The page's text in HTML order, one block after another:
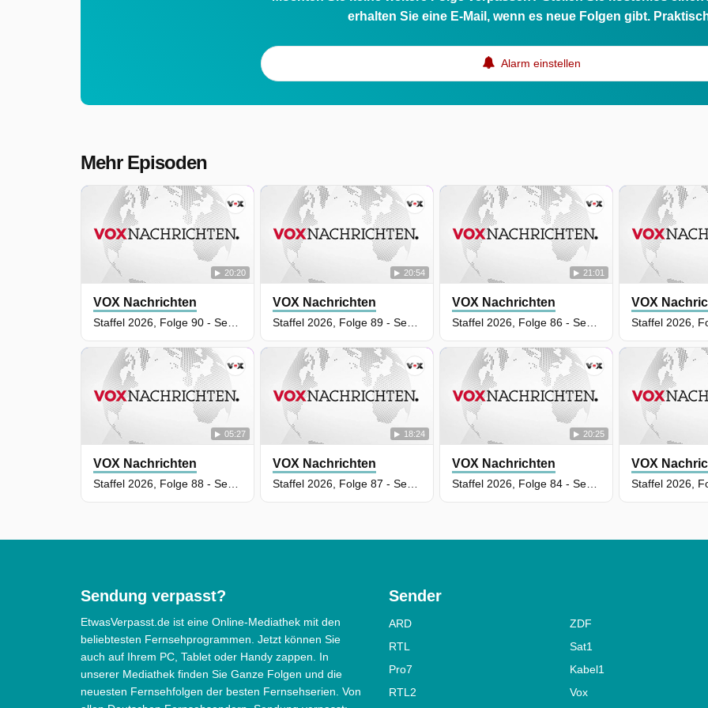
erhalten Sie eine E-Mail, wenn es neue Folgen gibt.
Alarm einstellen
Mehr Episoden
20:20
VOX Nachrichten
20:54
VOX Nachrichten
05:27
VOX Nachrichten
18:24
VOX Nachrichten
21:01
VOX Nachrichten VOX
20:25
VOX Nachrichten VOX
Sendung verpasst?
EtwasVerpasst.de ist eine Online-Mediathek mit den
beliebtesten Fernsehprogrammen. Jetzt können Sie
auch auf Ihrem PC, Tablet oder Handy zappen. In
unserer Mediathek finden Sie Ganze Folgen und die
neuesten Fernsehfolgen der besten Fernsehserien. Von
Sender
ARD
ZDF
RTL
Sat1
Pro7
Kabel1
RTL2
Vox